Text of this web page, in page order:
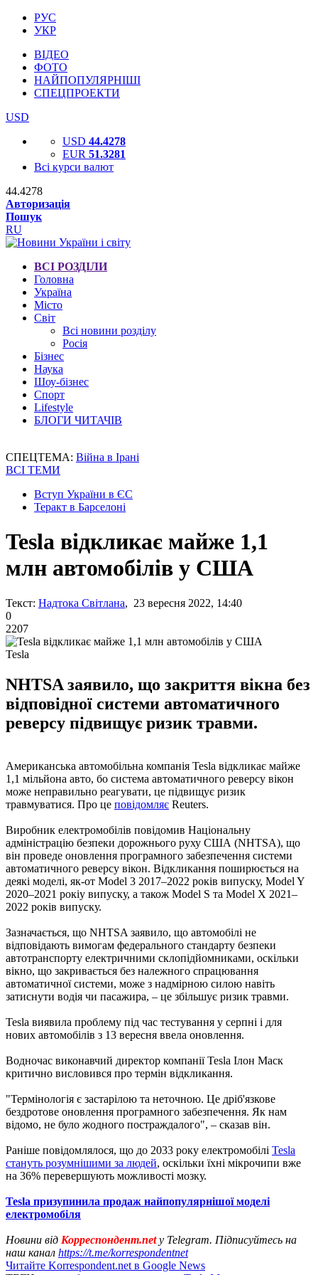
РУС
УКР
ВІДЕО
ФОТО
НАЙПОПУЛЯРНІШІ
СПЕЦПРОЕКТИ
USD
USD 44.4278
EUR 51.3281
Всі курси валют
44.4278
Авторизація
Пошук
RU
ВСІ РОЗДІЛИ
Головна
Україна
Місто
Світ
Всі новини розділу
Росія
Бізнес
Наука
Шоу-бізнес
Спорт
Lifestyle
БЛОГИ ЧИТАЧІВ
СПЕЦТЕМА: Війна в Ірані
ВСІ ТЕМИ
Вступ України в ЄС
Теракт в Барселоні
Tesla відкликає майже 1,1
млн автомобілів у США
Текст: Надтока Світлана, 23 вересня 2022, 14:40
0
2207
Tesla
NHTSA заявило, що закриття вікна без
відповідної системи автоматичного
реверсу підвищує ризик травми.
Американська автомобільна компанія Tesla відкликає майже
1,1 мільйона авто, бо система автоматичного реверсу вікон
може неправильно реагувати, це підвищує ризик
травмуватися. Про це повідомляє Reuters.
Виробник електромобілів повідомив Національну
адміністрацію безпеки дорожнього руху США (NHTSA), що
він проведе оновлення програмного забезпечення системи
автоматичного реверсу вікон. Відкликання поширюється на
деякі моделі, як-от Model 3 2017–2022 років випуску, Model Y
2020–2021 рокіу випуску, а також Model S та Model X 2021–
2022 років випуску.
Зазначається, що NHTSA заявило, що автомобілі не
відповідають вимогам федерального стандарту безпеки
автотранспорту електричними склопідйомниками, оскільки
вікно, що закривається без належного спрацювання
автоматичної системи, може з надмірною силою навіть
затиснути водія чи пасажира, – це збільшує ризик травми.
Tesla виявила проблему під час тестування у серпні і для
нових автомобілів з 13 вересня ввела оновлення.
Водночас виконавчий директор компанії Tesla Ілон Маск
критично висловився про термін відкликання.
"Термінологія є застарілою та неточною. Це дріб'язкове
бездротове оновлення програмного забезпечення. Як нам
відомо, не було жодного постраждалого", – сказав він.
Раніше повідомлялося, що до 2033 року електромобілі Tesla
стануть розумнішими за людей, оскільки їхні мікрочипи вже
на 36% перевершують можливості мозку.
Tesla призупинила продаж найпопулярнішої моделі
електромобіля
Новини від Корреспондент.netу Telegram. Підписуйтесь на
наш канал https://t.me/korrespondentnet
Читайте Korrespondent.net в Google News